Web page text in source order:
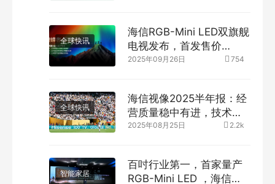
全球快讯
海信RGB-Mini LED双旗舰
电视发布，首发售价
15999元起
2025年09月26日 754
全球快讯
海信视像2025半年报：经
营质量稳中有进，技术突
破为长期增长蓄势
2025年08月25日 2.2k
智能家居
百吋行业第一，首家量产
RGB-Mini LED ，海信电